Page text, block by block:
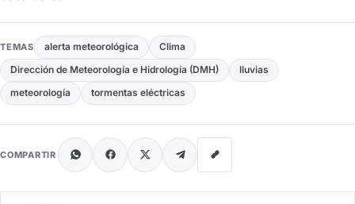
TEMAS alerta meteorológica
Clima
Dirección de Meteorología e Hidrología (DMH)
lluvias
meteorología
tormentas eléctricas
COMPARTIR